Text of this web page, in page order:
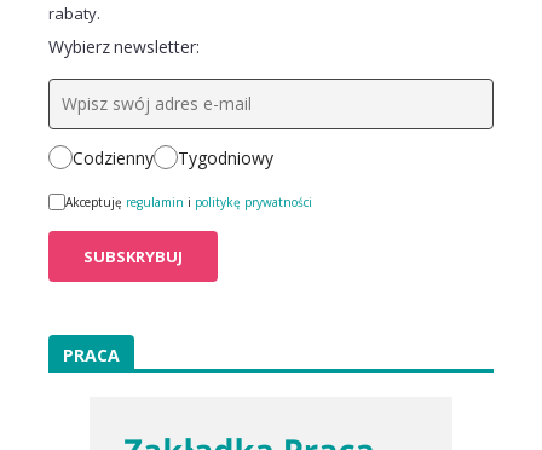
rabaty.
Wybierz newsletter:
Codzienny Tygodniowy
Akceptuję regulamin i politykę prywatności
PRACA